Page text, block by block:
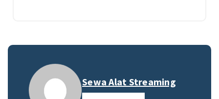
Sewa Alat Streaming